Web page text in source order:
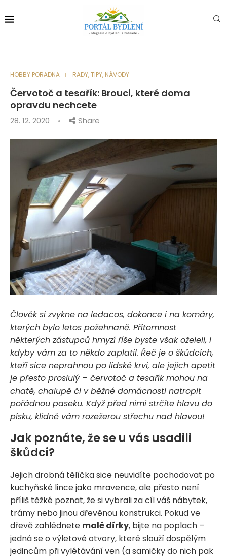
HOBBY PORADNA RADY, TIPY, NÁVODY
Červotoč a tesařík: Brouci, které doma
opravdu nechcete
28. 12. 2020 Share
Člověk si zvykne na ledacos, dokonce i na komáry,
kterých bylo letos požehnaně. Přítomnost
některých zástupců hmyzí říše byste však oželeli, i
kdyby vám za to někdo zaplatil. Řeč je o škůdcích,
kteří sice neprahnou po lidské krvi, ale jejich apetit
je přesto proslulý – červotoč a tesařík mohou na
chatě, chalupě či v běžné domácnosti natropit
pořádnou paseku. Když před nimi strčíte hlavu do
písku, klidně vám rozežerou střechu nad hlavou!
Jak poznáte, že se u vás usadili
škůdci?
Jejich drobná tělíčka sice neuvidíte pochodovat po
kuchyňské lince jako mravence, ale přesto není
příliš těžké poznat, že si vybrali za cíl váš nábytek,
trámy nebo jinou dřevěnou konstrukci. Pokud ve
dřevě zahlédnete malé dírky, bijte na poplach –
jedná se o výletové otvory, které slouží dospělým
jedincům při vylétávání ven (a samičky do nich pak